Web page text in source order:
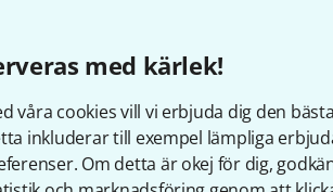
med kärlek!
våra cookies vill vi erbjuda dig den
inkluderar till exempel lämpliga
Om detta är okej för dig,the t.bone
Ready